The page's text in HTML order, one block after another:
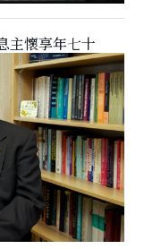
主懷享年七十